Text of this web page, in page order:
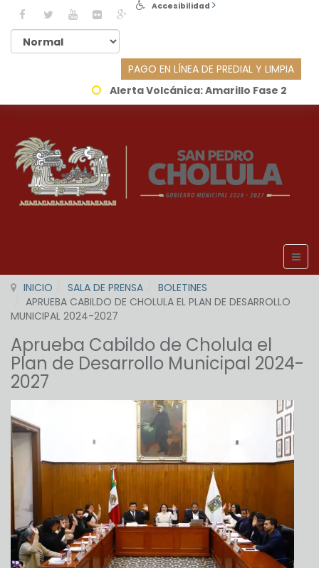
Accesibilidad
PAGO EN LÍNEA DE PREDIAL Y LIMPIA
Alerta Volcánica:Amarillo Fase 2
INICIO SALA DE PRENSA
BOLETINES
APRUEBA CABILDO DE CHOLULA EL PLAN DE DESARROLLO
MUNICIPAL 2024-2027
Aprueba Cabildo de Cholula el
Plan de Desarrollo Municipal 2024-
2027